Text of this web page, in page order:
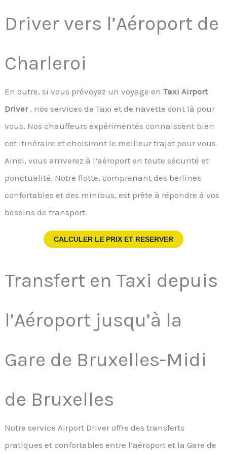
Driver vers l’Aéroport de
Charleroi
En outre, si vous prévoyez un voyage en Taxi Airport
Driver, nos services de Taxi et de navette sont là pour
vous. Nos chauffeurs expérimentés connaissent bien
cet itinéraire et choisiront le meilleur trajet pour vous.
Ainsi, vous arriverez à l’aéroport en toute sécurité et
ponctualité. Notre flotte, comprenant des berlines
confortables et des minibus, est prête à répondre à vos
besoins de transport.
CALCULER LE PRIX ET RESERVER
Transfert en Taxi depuis
l’Aéroport jusqu’à la
Gare de Bruxelles-Midi
de Bruxelles
Notre service Airport Driver offre des transferts
pratiques et confortables entre l’aéroport et la Gare de